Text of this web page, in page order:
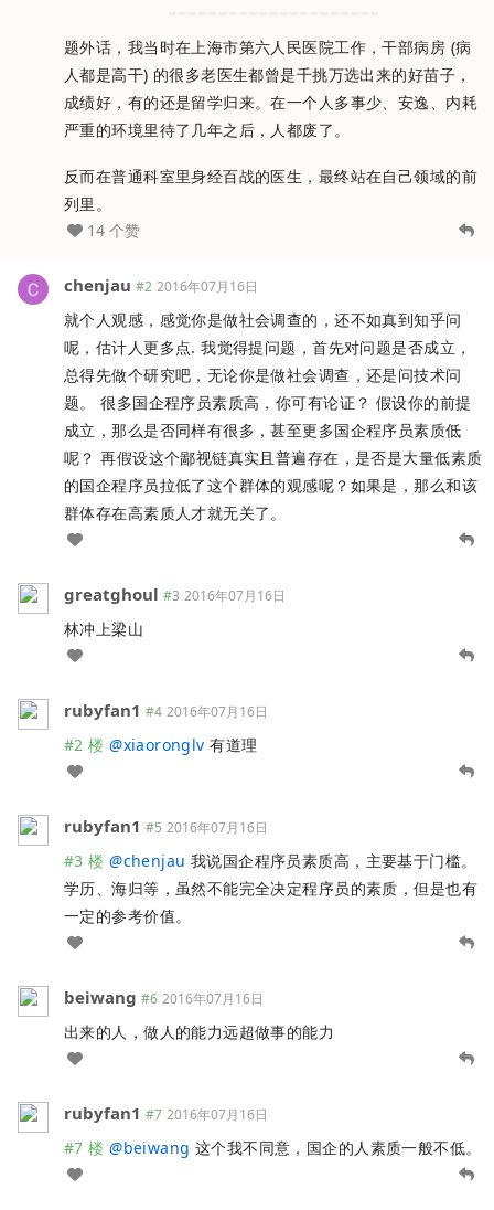
题外话，我当时在上海市第六人民医院工作，干部病房 (病
人都是高干) 的很多老医生都曾是千挑万选出来的好苗子，
成绩好，有的还是留学归来。在一个人多事少、安逸、内耗
严重的环境里待了几年之后，人都废了。
反而在普通科室里身经百战的医生，最终站在自己领域的前
列里。
14 个赞
chenjau #2 2016年07月16日
就个人观感，感觉你是做社会调查的，还不如真到知乎问
呢，估计人更多点. 我觉得提问题，首先对问题是否成立，
总得先做个研究吧，无论你是做社会调查，还是问技术问
题。 很多国企程序员素质高，你可有论证？ 假设你的前提
成立，那么是否同样有很多，甚至更多国企程序员素质低
呢？ 再假设这个鄙视链真实且普遍存在，是否是大量低素质
的国企程序员拉低了这个群体的观感呢？如果是，那么和该
群体存在高素质人才就无关了。
greatghoul #3 2016年07月16日
林冲上梁山
rubyfan1 #4 2016年07月16日
#2 楼 @xiaoronglv 有道理
rubyfan1 #5 2016年07月16日
#3 楼 @chenjau 我说国企程序员素质高，主要基于门槛。
学历、海归等，虽然不能完全决定程序员的素质，但是也有
一定的参考价值。
beiwang #6 2016年07月16日
出来的人，做人的能力远超做事的能力
rubyfan1 #7 2016年07月16日
#7 楼 @beiwang 这个我不同意，国企的人素质一般不低。